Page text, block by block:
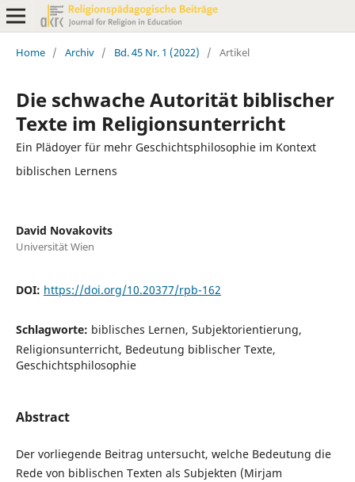
Home / Archiv / Bd. 45 Nr. 1 (2022) / Artikel
Die schwache Autorität biblischer
Texte im Religionsunterricht
Ein Plädoyer für mehr Geschichtsphilosophie im Kontext
biblischen Lernens
David Novakovits
Universität Wien
DOI: https://doi.org/10.20377/rpb-162
Schlagworte: biblisches Lernen, Subjektorientierung,
Religionsunterricht, Bedeutung biblischer Texte,
Geschichtsphilosophie
Abstract
Der vorliegende Beitrag untersucht, welche Bedeutung die
Rede von biblischen Texten als Subjekten (Mirjam